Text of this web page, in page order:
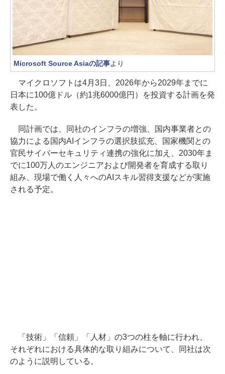
Microsoft Source Asiaの記事より
マイクロソフトは4月3日、2026年から2029年までに
日本に100億ドル（約1兆6000億円）を投資する計画を発
表した。
同計画では、同社のインフラの増強、国内事業者との
協力による国内AIインフラの選択肢拡充、国家機関との
官民サイバーセキュリティ連携の強化に加え、2030年ま
でに100万人のエンジニアおよび開発者を育成する取り
組み、現場で働く人々へのAIスキル習得支援などが実施
される予定。
「技術」「信頼」「人材」の3つの柱を軸に行われ、
それぞれにおける具体的な取り組みについて、同社は次
のように説明している。